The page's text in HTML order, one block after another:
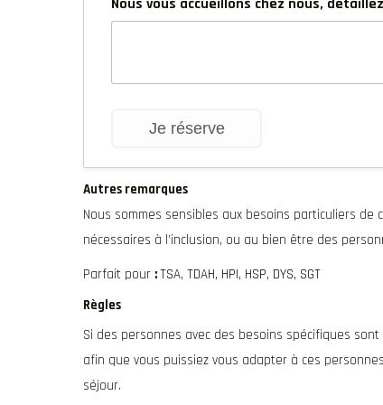
Nous vous accueillons chez nous,
Autres remarques
Nous sommes sensibles aux besoins particuliers
nécessaires à l’inclusion, ou au bien être des
Parfait pour :TSA, TDAH, HPI, HSP, DYS, SGT
Règles
Si des personnes avec des besoins spécifiques
afin que vous puissiez vous adapter à ces
séjour.